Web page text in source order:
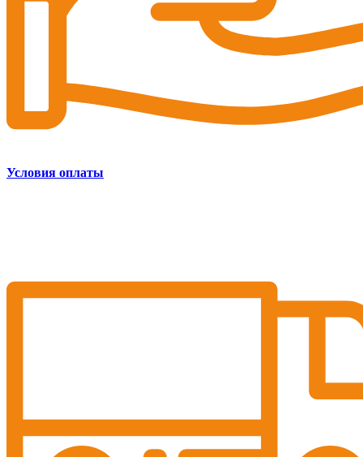
Условия оплаты